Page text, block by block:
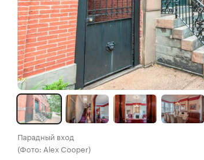
Парадный вход
(Фото: Alex Cooper)